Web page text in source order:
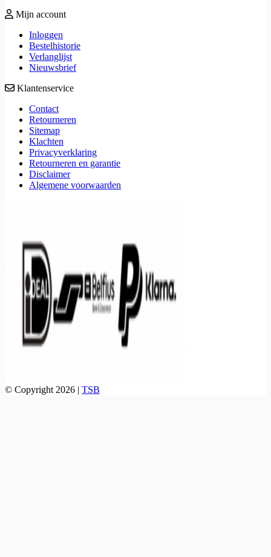
Mijn account
Inloggen
Bestelhistorie
Verlanglijst
Nieuwsbrief
Klantenservice
Contact
Retourneren
Sitemap
Klachten
Privacyverklaring
Retourneren en garantie
Disclaimer
Algemene voorwaarden
© Copyright 2026 | TSB